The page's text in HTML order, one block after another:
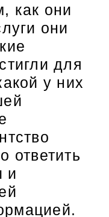
как они
они
для
у них
ответить
и